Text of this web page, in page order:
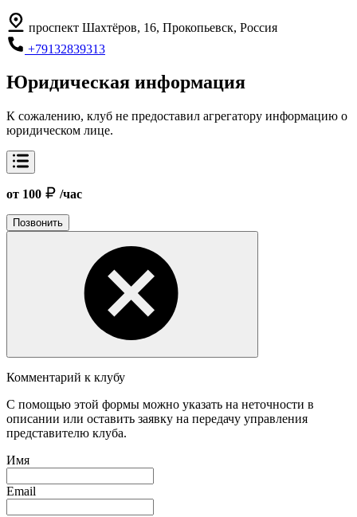
проспект Шахтёров, 16, Прокопьевск, Россия
+79132839313
Юридическая информация
К сожалению, клуб не предоставил агрегатору информацию о
юридическом лице.
от 100 /час
Позвонить
Комментарий к клубу
С помощью этой формы можно указать на неточности в
описании или оставить заявку на передачу управления
представителю клуба.
Имя
Email